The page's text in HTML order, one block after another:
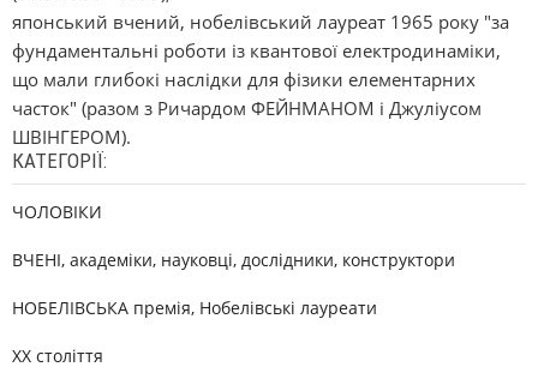
японський вчений, нобелівський лауреат 1965 року "за
фундаментальні роботи із квантової електродинаміки,
що мали глибокі наслідки для фізики елементарних
часток" (разом з Ричардом ФЕЙНМАНОМ і Джуліусом
ШВІНГЕРОМ).
КАТЕГОРІЇ:
ЧОЛОВІКИ
ВЧЕНІ, академіки, науковці, дослідники, конструктори
НОБЕЛІВСЬКА премія, Нобелівські лауреати
XX століття